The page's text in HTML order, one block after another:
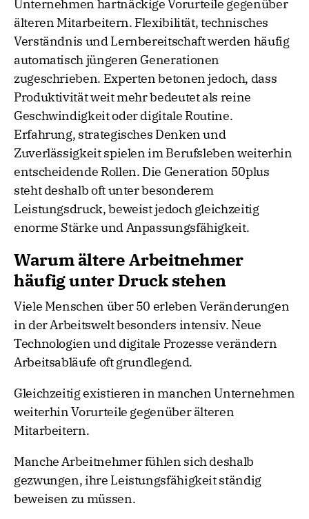
Unternehmen hartnäckige Vorurteile gegenüber
älteren Mitarbeitern. Flexibilität, technisches
Verständnis und Lernbereitschaft werden häufig
automatisch jüngeren Generationen
zugeschrieben. Experten betonen jedoch, dass
Produktivität weit mehr bedeutet als reine
Geschwindigkeit oder digitale Routine.
Erfahrung, strategisches Denken und
Zuverlässigkeit spielen im Berufsleben weiterhin
entscheidende Rollen. Die Generation 50plus
steht deshalb oft unter besonderem
Leistungsdruck, beweist jedoch gleichzeitig
enorme Stärke und Anpassungsfähigkeit.
Warum ältere Arbeitnehmer
häufig unter Druck stehen
Viele Menschen über 50 erleben Veränderungen
in der Arbeitswelt besonders intensiv. Neue
Technologien und digitale Prozesse verändern
Arbeitsabläufe oft grundlegend.
Gleichzeitig existieren in manchen Unternehmen
weiterhin Vorurteile gegenüber älteren
Mitarbeitern.
Manche Arbeitnehmer fühlen sich deshalb
gezwungen, ihre Leistungsfähigkeit ständig
beweisen zu müssen.